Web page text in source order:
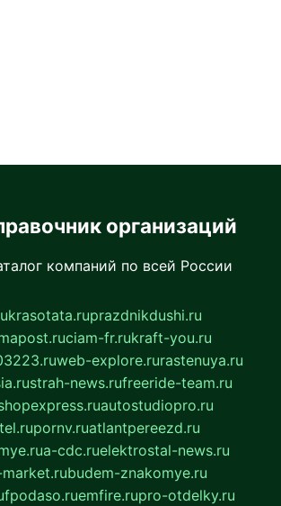
организаций
компаний по всей России
krasotata.ruprazdnikdushi.ru
ciam-fr.rukraft-you.ru
web-explore.rurastenuya.ru
strah-news.rufreeride-team.ru
autostudiopro.ru
pornv.ruatlantpereezd.ru
a-cdc.ruelektrostal-news.ru
budem-znakomye.ru
fpodaso.ruemfire.rupro-otdelky.ru